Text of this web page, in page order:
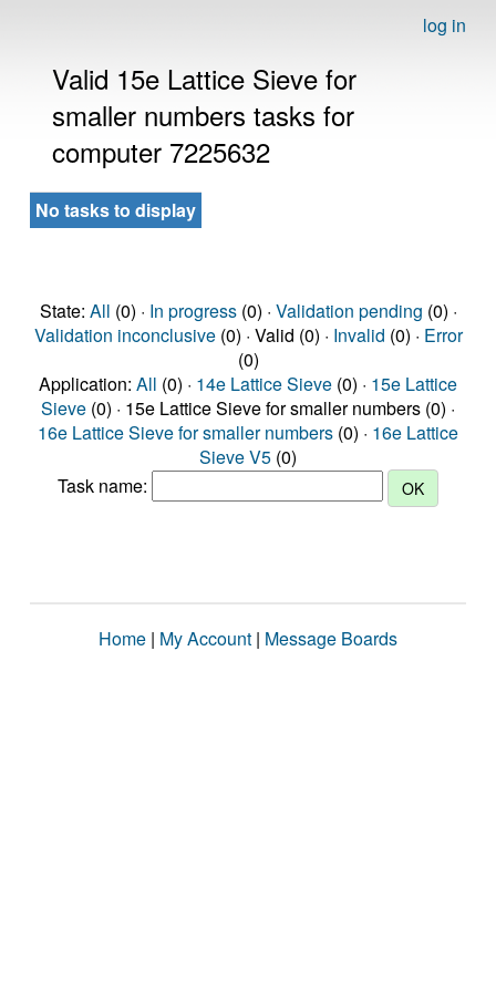
log in
Valid 15e Lattice Sieve for
smaller numbers tasks for
computer 7225632
No tasks to display
State: All (0) · In progress(0) · Validation pending (0) ·
Validation inconclusive(0) · Valid (0) · Invalid (0) · Error
(0)
Application: All (0) · 14e Lattice Sieve (0) · 15e Lattice
Sieve (0) · 15e Lattice Sieve for smaller numbers (0) ·
16e Lattice Sieve for smaller numbers (0) · 16e Lattice
Sieve V5 (0)
Task name:
Home | My Account | Message Boards